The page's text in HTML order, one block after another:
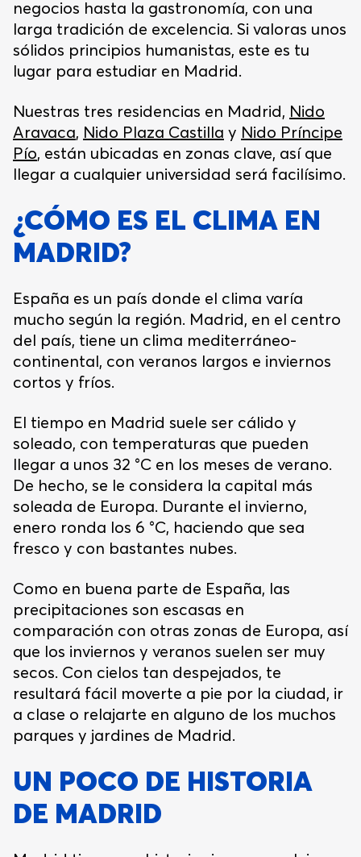
negocios hasta la gastronomía, con una
larga tradición de excelencia. Si valoras unos
sólidos principios humanistas, este es tu
lugar para estudiar en Madrid.
Nuestras tres residencias en Madrid, Nido
Aravaca, Nido Plaza Castilla y Nido Príncipe
Pío, están ubicadas en zonas clave, así que
llegar a cualquier universidad será facilísimo.
¿CÓMO ES EL CLIMA EN
MADRID?
España es un país donde el clima varía
mucho según la región. Madrid, en el centro
del país, tiene un clima mediterráneo-
continental, con veranos largos e inviernos
cortos y fríos.
El tiempo en Madrid suele ser cálido y
soleado, con temperaturas que pueden
llegar a unos 32 °C en los meses de verano.
De hecho, se le considera la capital más
soleada de Europa. Durante el invierno,
enero ronda los 6 °C, haciendo que sea
fresco y con bastantes nubes.
Como en buena parte de España, las
precipitaciones son escasas en
comparación con otras zonas de Europa, así
que los inviernos y veranos suelen ser muy
secos. Con cielos tan despejados, te
resultará fácil moverte a pie por la ciudad, ir
a clase o relajarte en alguno de los muchos
parques y jardines de Madrid.
UN POCO DE HISTORIA
DE MADRID